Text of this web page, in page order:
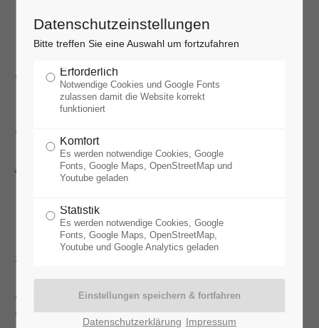
Ruine Homburg:
Warum hier der
Schäfer für den
Artenschutz wichtig
ist und welche
Pflanzen von dem
früheren Burgleben
zeugen
Datenschutzeinstellungen
Bitte treffen Sie eine Auswahl um fortzufahren
Erforderlich
Notwendige Cookies und Google Fonts
zulassen damit die Website korrekt
funktioniert
Komfort
Es werden notwendige Cookies, Google
Fonts, Google Maps, OpenStreetMap und
Youtube geladen
Statistik
Es werden notwendige Cookies, Google
Fonts, Google Maps, OpenStreetMap,
Youtube und Google Analytics geladen
Datenschutzerklärung
Impressum